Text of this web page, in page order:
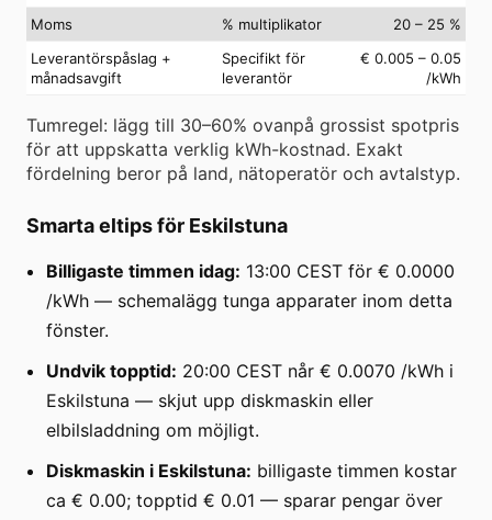
Moms
% multiplikator
20 – 25 %
Leverantörspåslag +
månadsavgift
Specifikt för
leverantör
€ 0.005 – 0.05
/kWh
Tumregel: lägg till 30–60% ovanpå grossist spotpris
för att uppskatta verklig kWh-kostnad. Exakt
fördelning beror på land, nätoperatör och avtalstyp.
Smarta eltips för Eskilstuna
Billigaste timmen idag: 13:00 CEST för € 0.0000
/kWh — schemalägg tunga apparater inom detta
fönster.
Undvik topptid: 20:00 CEST når € 0.0070 /kWh i
Eskilstuna — skjut upp diskmaskin eller
elbilsladdning om möjligt.
Diskmaskin i Eskilstuna: billigaste timmen kostar
ca € 0.00; topptid € 0.01 — sparar pengar över